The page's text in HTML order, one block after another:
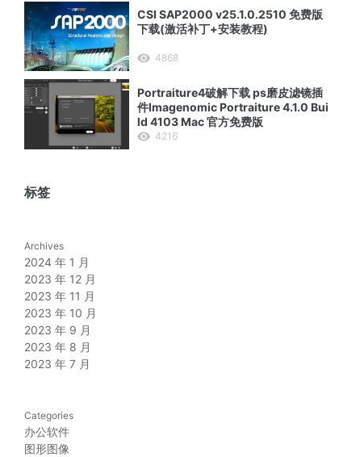
CSI SAP2000 v25.1.0.2510 免费版
下载(激活补丁+安装教程)
4868
Portraiture4破解下载 ps磨皮滤镜插
件Imagenomic Portraiture 4.1.0 Bui
ld 4103 Mac 官方免费版
4216
标签
Archives
2024 年 1 月
2023 年 12 月
2023 年 11 月
2023 年 10 月
2023 年 9 月
2023 年 8 月
2023 年 7 月
Categories
办公软件
图形图像